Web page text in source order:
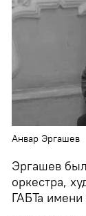
Анвар Эргашев
Эргашев
оркестра,
ГАБТа